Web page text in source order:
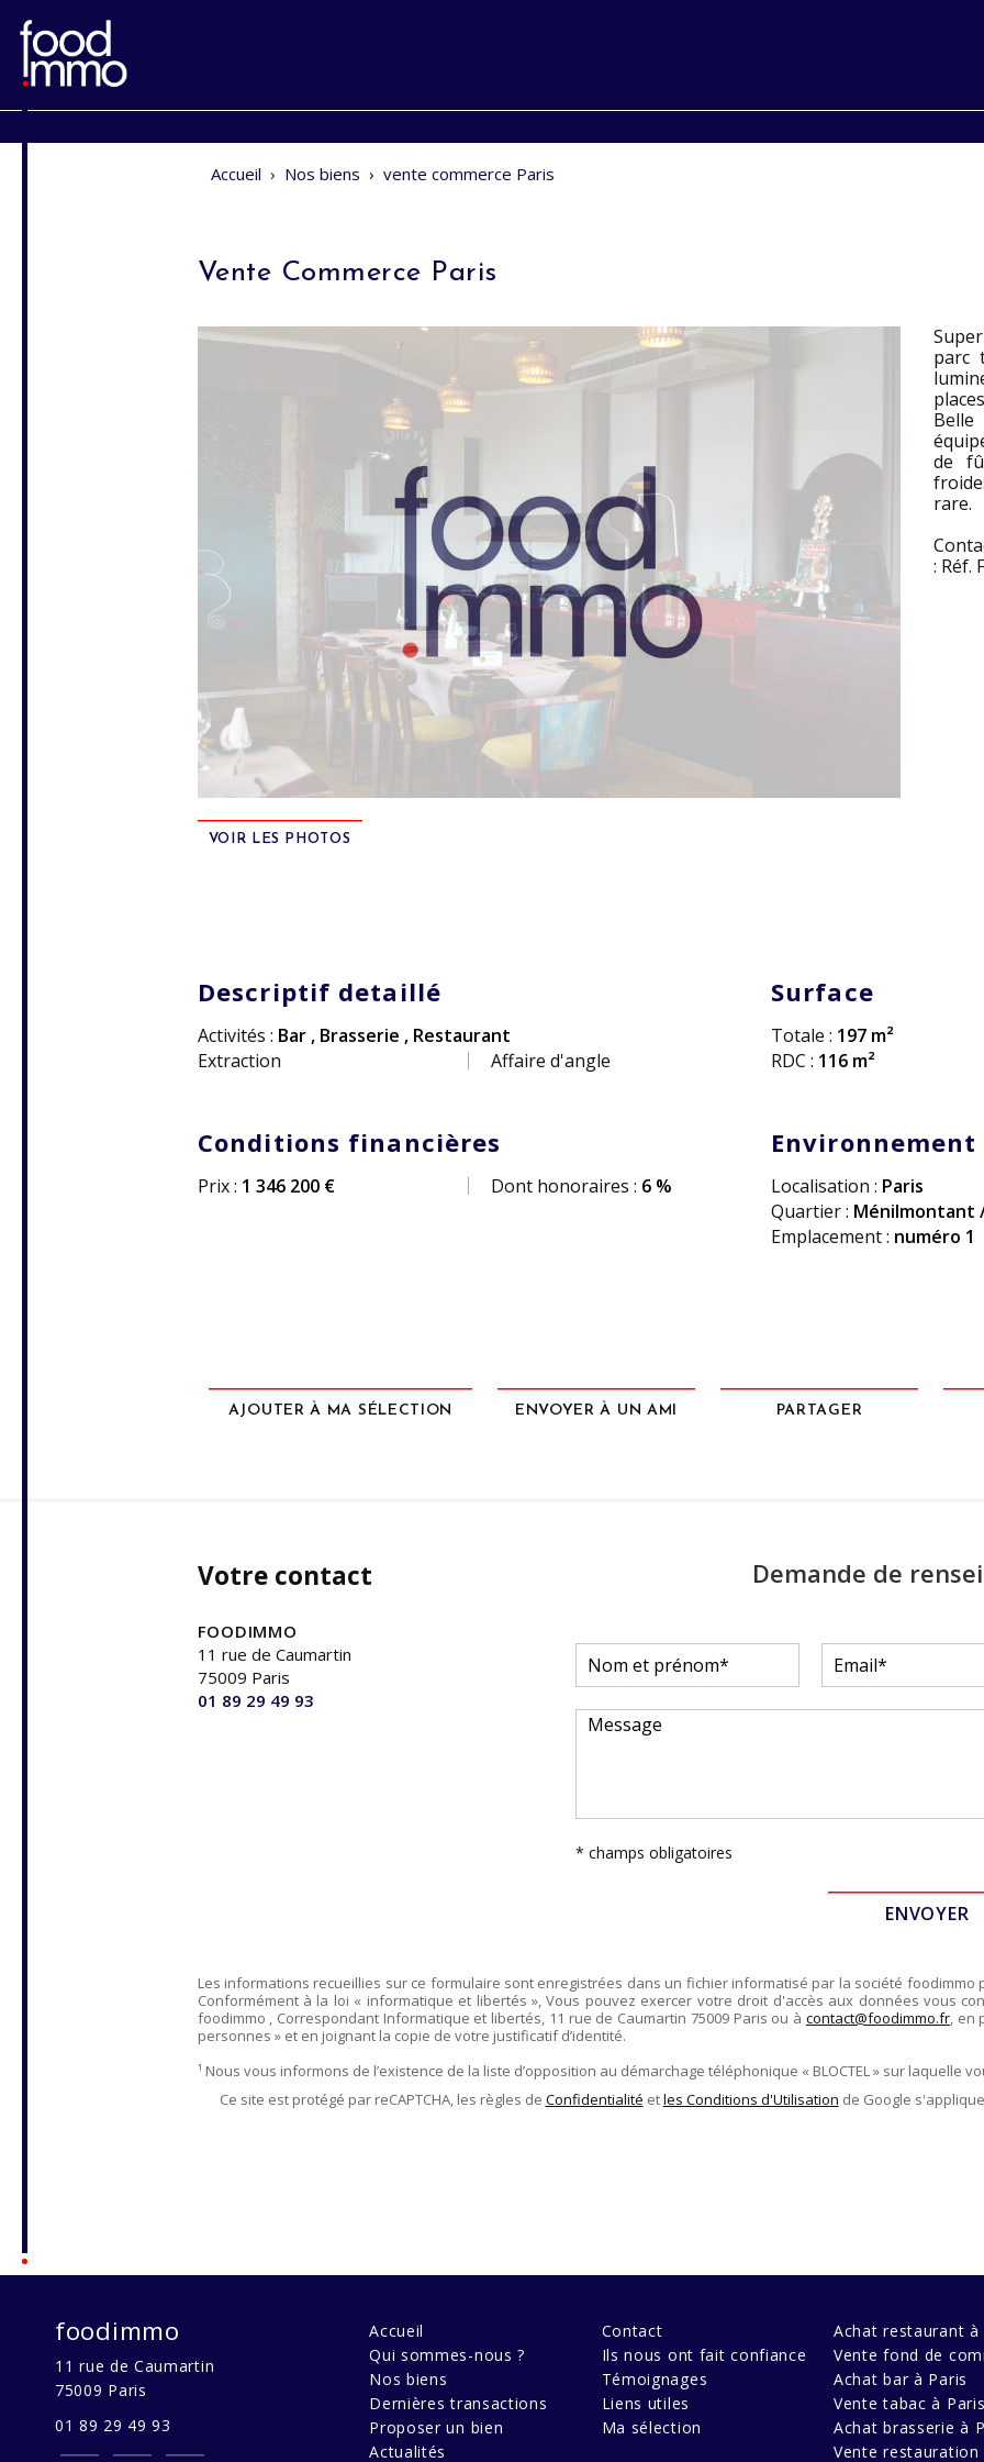
Accueil › Nos biens › vente commerce Paris
Vente Commerce Paris
VOIR LES PHOTOS
parc
de
rare.
: Réf.
Descriptif detaillé
Activités : Bar , Brasserie , Restaurant
Extraction
Affaire d'angle
Surface
Totale : 197 m²
RDC : 116 m²
Conditions financières
Prix : 1 346 200 € Dont honoraires : 6 %
Environnement
Localisation : Paris
Quartier : Ménilmontant
Emplacement : numéro 1
AJOUTER À MA SÉLECTION ENVOYER À UN AMI PARTAGER
Votre contact
FOODIMMO
11 rue de Caumartin
75009 Paris
01 89 29 49 93
Demande de
* champs obligatoires
Les informations recueillies sur ce formulaire sont enregistrées dans un fichier informatisé par la société foodimmo
Conformément à la loi « informatique et libertés », Vous pouvez exercer votre droit d'accès aux données vous
foodimmo , Correspondant Informatique et libertés, 11 rue de Caumartin 75009 Paris ou à contact@foodimmo.fr, en
personnes » et en joignant la copie de votre justificatif d’identité.
¹ Nous vous informons de l’existence de la liste d’opposition au démarchage téléphonique « BLOCTEL » sur laquelle
Ce site est protégé par reCAPTCHA, les règles de Confidentialité etles Conditions d'Utilisation de Google
foodimmo
11 rue de Caumartin
75009 Paris
01 89 29 49 93
Accueil
Qui sommes-nous ?
Nos biens
Dernières transactions
Proposer un bien
Actualités
Contact
Ils nous ont fait confiance
Témoignages
Liens utiles
Ma sélection
Achat restaurant à
Vente fond de
Achat bar à Paris
Vente tabac à Paris
Achat brasserie à
Vente restauration